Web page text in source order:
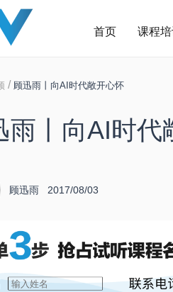
首页 课程培
/ 顾迅雨丨向AI时代敞开心怀
雨丨向AI时代
顾迅雨 2017/08/03